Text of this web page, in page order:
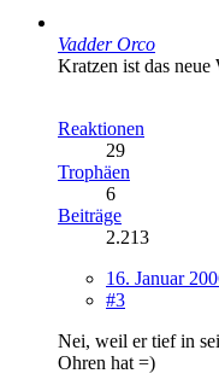
Vadder Orco
Kratzen ist das neue
Reaktionen
29
Trophäen
6
Beiträge
2.213
16. Januar
#3
Nei, weil er tief in
Ohren hat =)